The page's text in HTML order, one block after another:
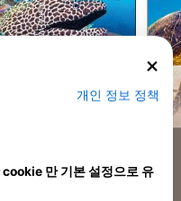
Alamy-WaterFrame
개인 정보 정책
만 기본 설정으로 유